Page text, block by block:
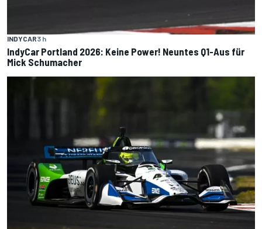
INDYCAR3 h
IndyCar Portland 2026: Keine Power! Neuntes Q1-Aus für
Mick Schumacher